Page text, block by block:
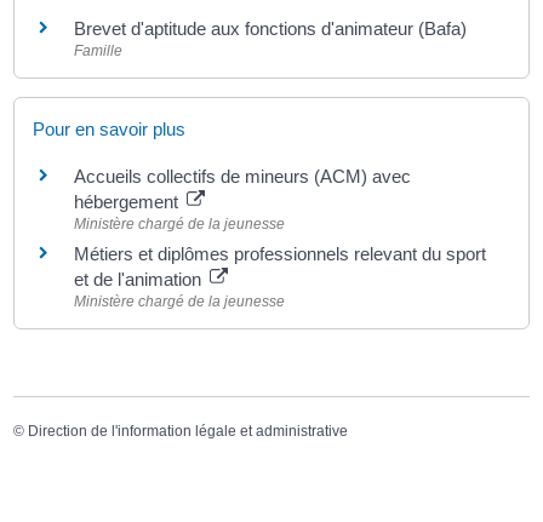
Brevet d'aptitude aux fonctions d'animateur (Bafa)
Famille
Pour en savoir plus
Accueils collectifs de mineurs (ACM) avec
hébergement
Ministère chargé de la jeunesse
Métiers et diplômes professionnels relevant du sport
et de l'animation
Ministère chargé de la jeunesse
© Direction de l'information légale et administrative